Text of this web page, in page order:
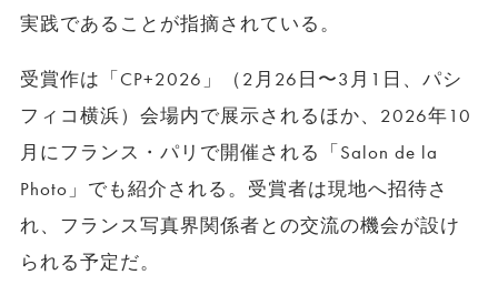
実践であることが指摘されている。
受賞作は「CP+2026」（2月26日〜3月1日、パシ
フィコ横浜）会場内で展示されるほか、2026年10
月にフランス・パリで開催される「Salon de la
Photo」でも紹介される。受賞者は現地へ招待さ
れ、フランス写真界関係者との交流の機会が設け
られる予定だ。